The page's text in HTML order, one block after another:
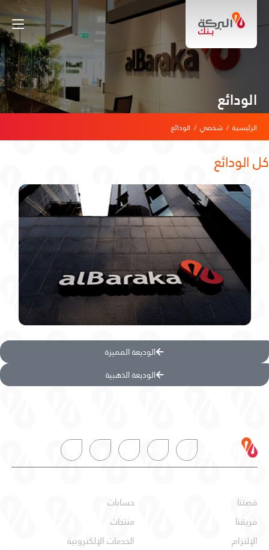
الودائع
الرئيسية / شخصي / الودائع
كل الودائع
الوديعة المميزة
الوديعة الذهبية
قصتنا
فريقنا
الإلتزام
حسابات
منتجات
الخدمات الإلكترونية